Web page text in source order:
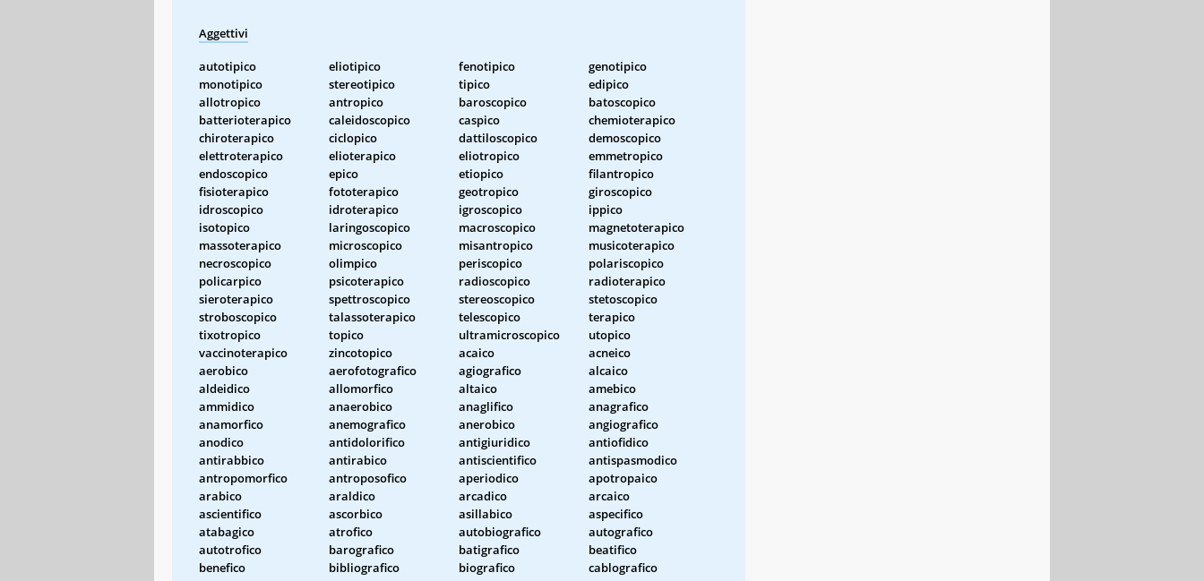
Aggettivi
autotipico eliotipico fenotipico
genotipico
monotipico
stereotipico tipico
edipico
allotropico
antropico baroscopico
batoscopico
batterioterapico
caleidoscopico caspico
chemioterapico
chiroterapico
ciclopico dattiloscopico
demoscopico
elettroterapico
elioterapico eliotropico
emmetropico
endoscopico
epico etiopico
filantropico
fisioterapico
fototerapico geotropico
giroscopico
idroscopico
idroterapico igroscopico
ippico
isotopico
laringoscopico macroscopico
magnetoterapico
massoterapico
microscopico misantropico
musicoterapico
necroscopico
olimpico periscopico
polariscopico
policarpico
psicoterapico radioscopico
radioterapico
sieroterapico
spettroscopico stereoscopico
stetoscopico
stroboscopico
talassoterapico telescopico
terapico
tixotropico
topico ultramicroscopico
utopico
vaccinoterapico
zincotopico acaico
acneico
aerobico
aerofotografico agiografico
alcaico
aldeidico
allomorfico altaico
amebico
ammidico
anaerobico anaglifico
anagrafico
anamorfico
anemografico anerobico
angiografico
anodico
antidolorifico antigiuridico
antiofidico
antirabbico
antirabico antiscientifico
antispasmodico
antropomorfico
antroposofico aperiodico
apotropaico
arabico
araldico arcadico
arcaico
ascientifico
ascorbico asillabico
aspecifico
atabagico
atrofico autobiografico
autografico
autotrofico
barografico batigrafico
beatifico
benefico
bibliografico biografico
cablografico